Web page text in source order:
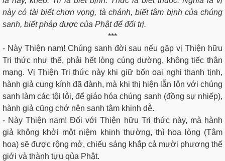
này có tài biết chơn vọng, tà chánh, biết tâm bịnh của chúng
sanh, biết pháp dược của Phật để đối trị.
***
- Này Thiện nam! Chúng sanh đời sau nếu gặp vị Thiện hữu
Tri thức như thế, phải hết lòng cúng dường, không tiếc thân
mạng. Vị Thiện Tri thức này khi giữ bốn oai nghi thanh tịnh,
hành giả cung kính đã đành, mà khi thị hiện lẫn lộn với chúng
sanh làm các tội lỗi, để giáo hóa chúng sanh (đồng sự nhiếp),
hành giả cũng chớ nên sanh tâm khinh dễ.
- Này Thiện nam! Ðối với Thiện hữu Tri thức này, mà hành
giả không khởi một niệm khinh thường, thì hoa lòng (Tâm
hoa) sẽ được rộng mở, chiếu sáng khắp cả mười phương thế
giới và thành tựu qủa Phật.